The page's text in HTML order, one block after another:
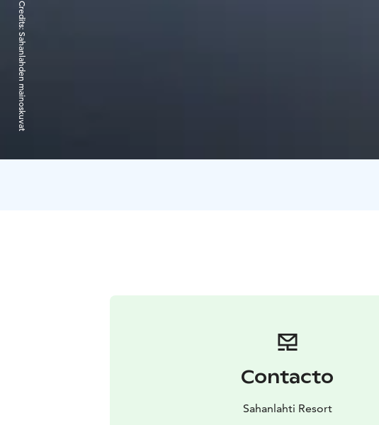
Credits:
Sahanlahden mainoskuvat
Contacto
Sahanlahti Resort